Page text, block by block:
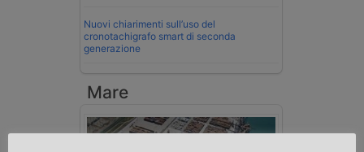
Nuovi chiarimenti sull’uso del
cronotachigrafo smart di seconda
generazione
Mare